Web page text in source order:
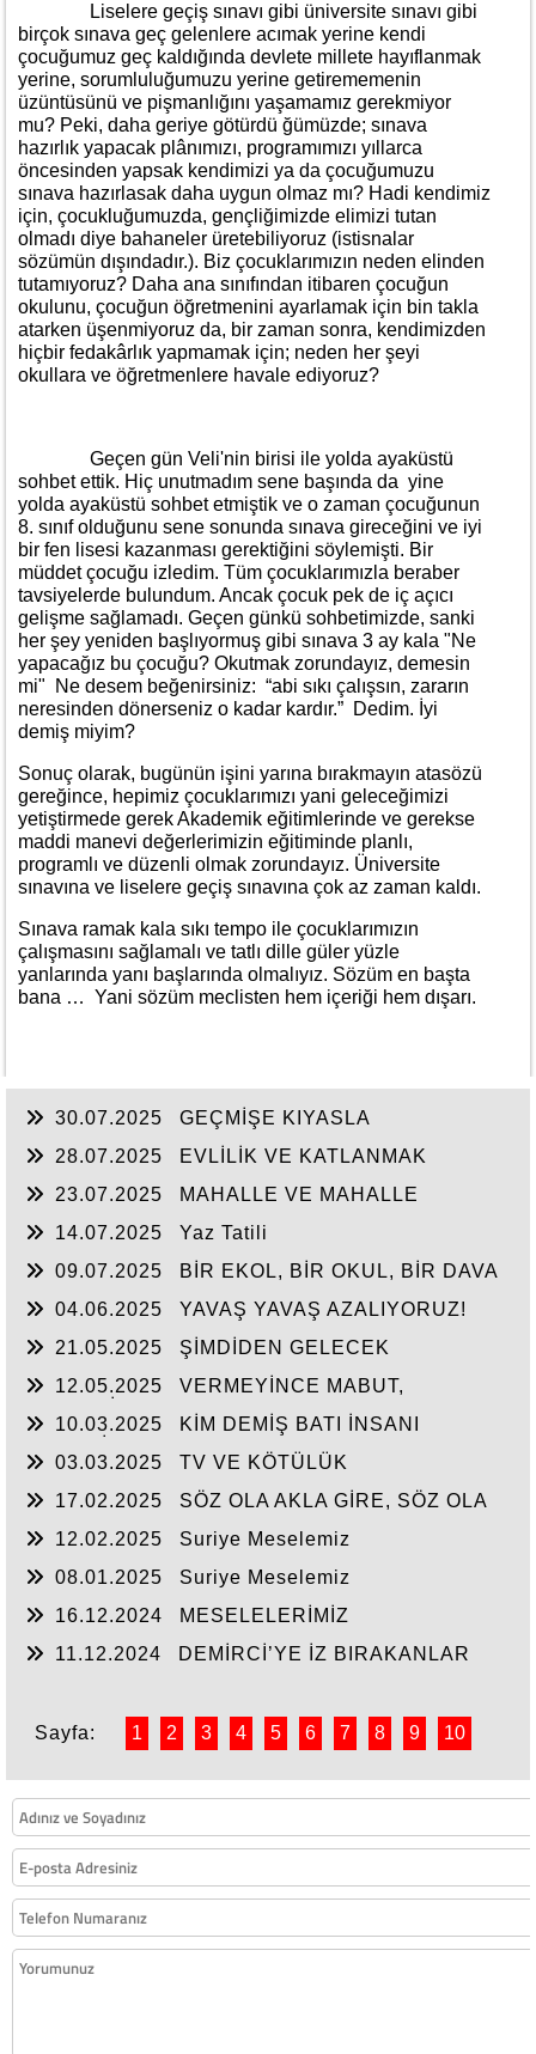
Liselere geçiş sınavı gibi üniversite sınavı gibi
birçok sınava geç gelenlere acımak yerine kendi
çocuğumuz geç kaldığında devlete millete hayıflanmak
yerine, sorumluluğumuzu yerine getirememenin
üzüntüsünü ve pişmanlığını yaşamamız gerekmiyor
mu? Peki, daha geriye götürdü ğümüzde; sınava
hazırlık yapacak plânımızı, programımızı yıllarca
öncesinden yapsak kendimizi ya da çocuğumuzu
sınava hazırlasak daha uygun olmaz mı? Hadi kendimiz
için, çocukluğumuzda, gençliğimizde elimizi tutan
olmadı diye bahaneler üretebiliyoruz (istisnalar
sözümün dışındadır.). Biz çocuklarımızın neden elinden
tutamıyoruz? Daha ana sınıfından itibaren çocuğun
okulunu, çocuğun öğretmenini ayarlamak için bin takla
atarken üşenmiyoruz da, bir zaman sonra, kendimizden
hiçbir fedakârlık yapmamak için; neden her şeyi
okullara ve öğretmenlere havale ediyoruz?
Geçen gün Veli'nin birisi ile yolda ayaküstü
sohbet ettik. Hiç unutmadım sene başında da yine
yolda ayaküstü sohbet etmiştik ve o zaman çocuğunun
8. sınıf olduğunu sene sonunda sınava gireceğini ve iyi
bir fen lisesi kazanması gerektiğini söylemişti. Bir
müddet çocuğu izledim. Tüm çocuklarımızla beraber
tavsiyelerde bulundum. Ancak çocuk pek de iç açıcı
gelişme sağlamadı. Geçen günkü sohbetimizde, sanki
her şey yeniden başlıyormuş gibi sınava 3 ay kala "Ne
yapacağız bu çocuğu? Okutmak zorundayız, demesin
mi" Ne desem beğenirsiniz: “abi sıkı çalışsın, zararın
neresinden dönerseniz o kadar kardır.” Dedim. İyi
demiş miyim?
Sonuç olarak, bugünün işini yarına bırakmayın atasözü
gereğince, hepimiz çocuklarımızı yani geleceğimizi
yetiştirmede gerek Akademik eğitimlerinde ve gerekse
maddi manevi değerlerimizin eğitiminde planlı,
programlı ve düzenli olmak zorundayız. Üniversite
sınavına ve liselere geçiş sınavına çok az zaman kaldı.
Sınava ramak kala sıkı tempo ile çocuklarımızın
çalışmasını sağlamalı ve tatlı dille güler yüzle
yanlarında yanı başlarında olmalıyız. Sözüm en başta
bana … Yani sözüm meclisten hem içeriği hem dışarı.
30.07.2025
GEÇMİŞE KIYASLA
28.07.2025
EVLİLİK VE KATLANMAK
23.07.2025
MAHALLE VE MAHALLE
14.07.2025
Yaz Tatili
09.07.2025
BİR EKOL, BİR OKUL, BİR DAVA
04.06.2025
YAVAŞ YAVAŞ AZALIYORUZ!
21.05.2025
ŞİMDİDEN GELECEK
12.05.2025
VERMEYİNCE MABUT,
10.03.2025
KİM DEMİŞ BATI İNSANI
03.03.2025
TV VE KÖTÜLÜK
17.02.2025
SÖZ OLA AKLA GİRE, SÖZ OLA
12.02.2025
Suriye Meselemiz
08.01.2025
Suriye Meselemiz
16.12.2024
MESELELERİMİZ
11.12.2024
DEMİRCİ’YE İZ BIRAKANLAR
Sayfa: 1 2 3 4 5 6 7 8 9 10